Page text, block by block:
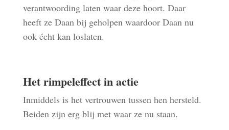
verantwoording laten waar deze hoort. Daar
heeft ze Daan bij geholpen waardoor Daan nu
ook écht kan loslaten.
Het rimpeleffectin actie
Inmiddels is het vertrouwen tussen hen hersteld.
Beiden zijn erg blij met waar ze nu staan.